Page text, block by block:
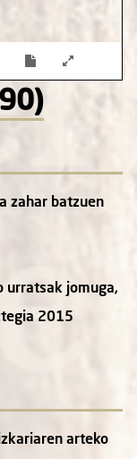
zahar batzuen
urratsak jomuga,
2015
arteko